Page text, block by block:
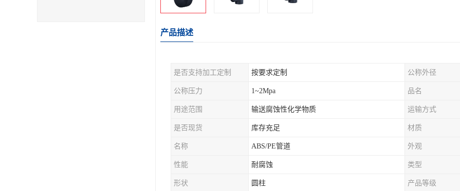
产品描述
是否支持加工定制 按要求定制 公称外径
公称压力 1~2Mpa 品名
用途范围 输送腐蚀性化学物质 运输方式
是否现货 库存充足 材质
名称 ABS/PE管道 外观
性能 耐腐蚀 类型
形状 圆柱 产品等级